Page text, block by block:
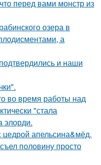
перед вами монстр из
озера в
а
и наши
во время работы над
"стала
элорди.
апельсина&мёд.
половину просто